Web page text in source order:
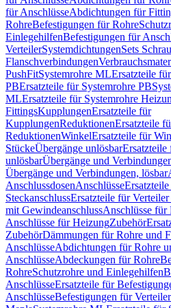
für AnschlüsseAbdichtungen für
RohreBefestigungen für Rohre
EinlegehilfenBefestigungen für
VerteilerSystemdichtungenSets
Flanschverbindungen
PushFitSystemrohre MLErsatzteile
PBErsatzteile für Systemrohre PB
MLErsatzteile für Systemrohre
FittingsKupplungenErsatzteile für
KupplungenReduktionenErsatzteile
ReduktionenWinkelErsatzteile für
StückeÜbergänge unlösbarErsatzteile
unlösbarÜbergänge und
Übergänge und Verbindungen, lösbar
AnschlussdosenAnschlüsse
SteckanschlussErsatzteile für
mit GewindeanschlussAnschlüsse für
Anschlüsse für HeizungZubehör
ZubehörDämmungen für Rohre und
AnschlüsseAbdichtungen für Rohre
AnschlüsseAbdeckungen für Rohre
RohreSchutzrohre und Einlegehilfen
AnschlüsseErsatzteile für
AnschlüsseBefestigungen für Verteiler